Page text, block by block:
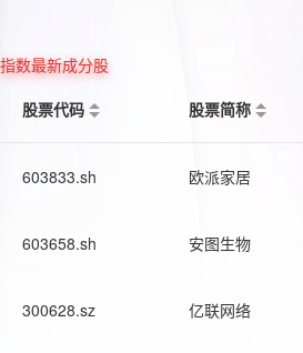
指数最新成分股
股票代码
股票简称
603833.sh 欧派家居
603658.sh 安图生物
300628.sz 亿联网络